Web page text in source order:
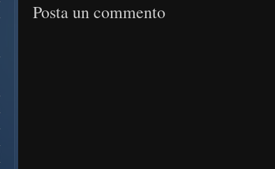
Posta un commento